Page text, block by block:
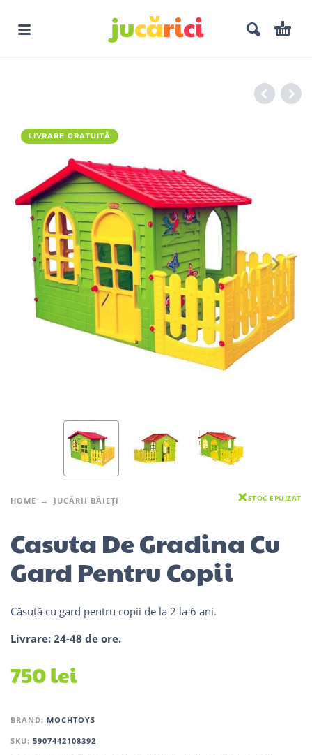
LIVRARE GRATUITĂ
HOME JUCĂRII BĂIEȚI STOC EPUIZAT
Casuta De Gradina Cu
Gard Pentru Copii
Căsuță cu gard pentru copii de la 2 la 6 ani.
Livrare: 24-48 de ore.
750lei
BRAND: MOCHTOYS
SKU: 5907442108392